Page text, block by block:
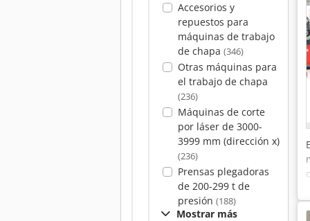
Accesorios y
repuestos para
máquinas de trabajo
de chapa (346)
Otras máquinas para
el trabajo de chapa
(236)
Máquinas de corte
por láser de 3000-
3999 mm (dirección x)
(236)
Prensas plegadoras
de 200-299 t de
presión (188)
Mostrar más